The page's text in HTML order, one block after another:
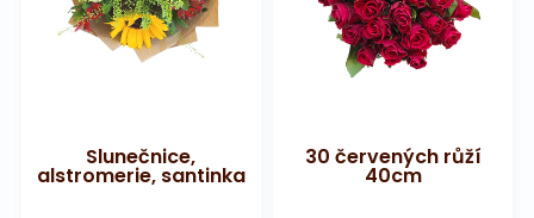
Slunečnice,
alstromerie, santinka
30 červených růží
40cm